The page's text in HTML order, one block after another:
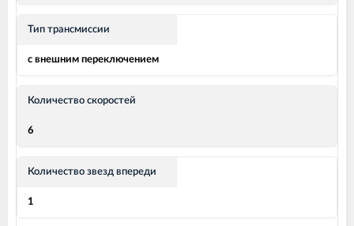
Тип трансмиссии
с внешним переключением
Количество скоростей
6
Количество звезд впереди
1